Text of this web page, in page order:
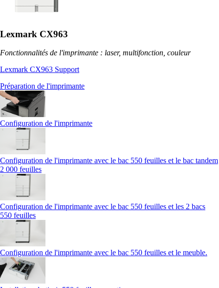
Lexmark CX963
Fonctionnalités de l'imprimante : laser, multifonction, couleur
Lexmark CX963 Support
Préparation de l'imprimante
Configuration de l'imprimante
Configuration de l'imprimante avec le bac 550 feuilles et le bac tandem
2 000 feuilles
Configuration de l'imprimante avec le bac 550 feuilles et les 2 bacs
550 feuilles
Configuration de l'imprimante avec le bac 550 feuilles et le meuble.